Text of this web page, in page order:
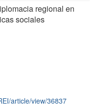
regional en
sociales
article/view/36837